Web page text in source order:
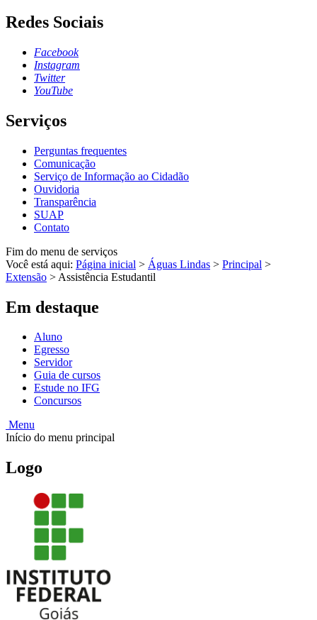
Redes Sociais
Facebook
Instagram
Twitter
YouTube
Serviços
Perguntas frequentes
Comunicação
Serviço de Informação ao Cidadão
Ouvidoria
Transparência
SUAP
Contato
Fim do menu de serviços
Você está aqui: Página inicial > Águas Lindas > Principal >
Extensão > Assistência Estudantil
Em destaque
Aluno
Egresso
Servidor
Guia de cursos
Estude no IFG
Concursos
Menu
Início do menu principal
Logo